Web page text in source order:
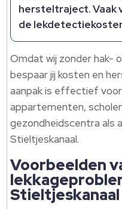
hersteltraject. Vaak
de
Omdat wij zonder hak-
bespaar jij kosten en
aanpak is effectief voor
appartementen,
gezondheidscentra als
Stieltjeskanaal.
Voorbeelden
Stieltjeskanaal